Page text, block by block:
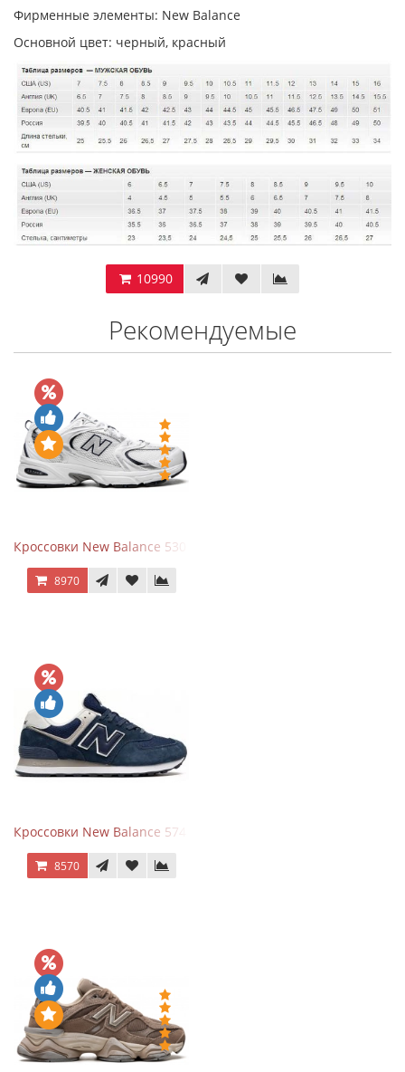
Фирменные элементы: New Balance
Основной цвет: черный, красный
10990
Рекомендуемые
Кроссовки New Balance 530 White Silver Navy
8970
Кроссовки New Balance 574 Navy Blue White
8570